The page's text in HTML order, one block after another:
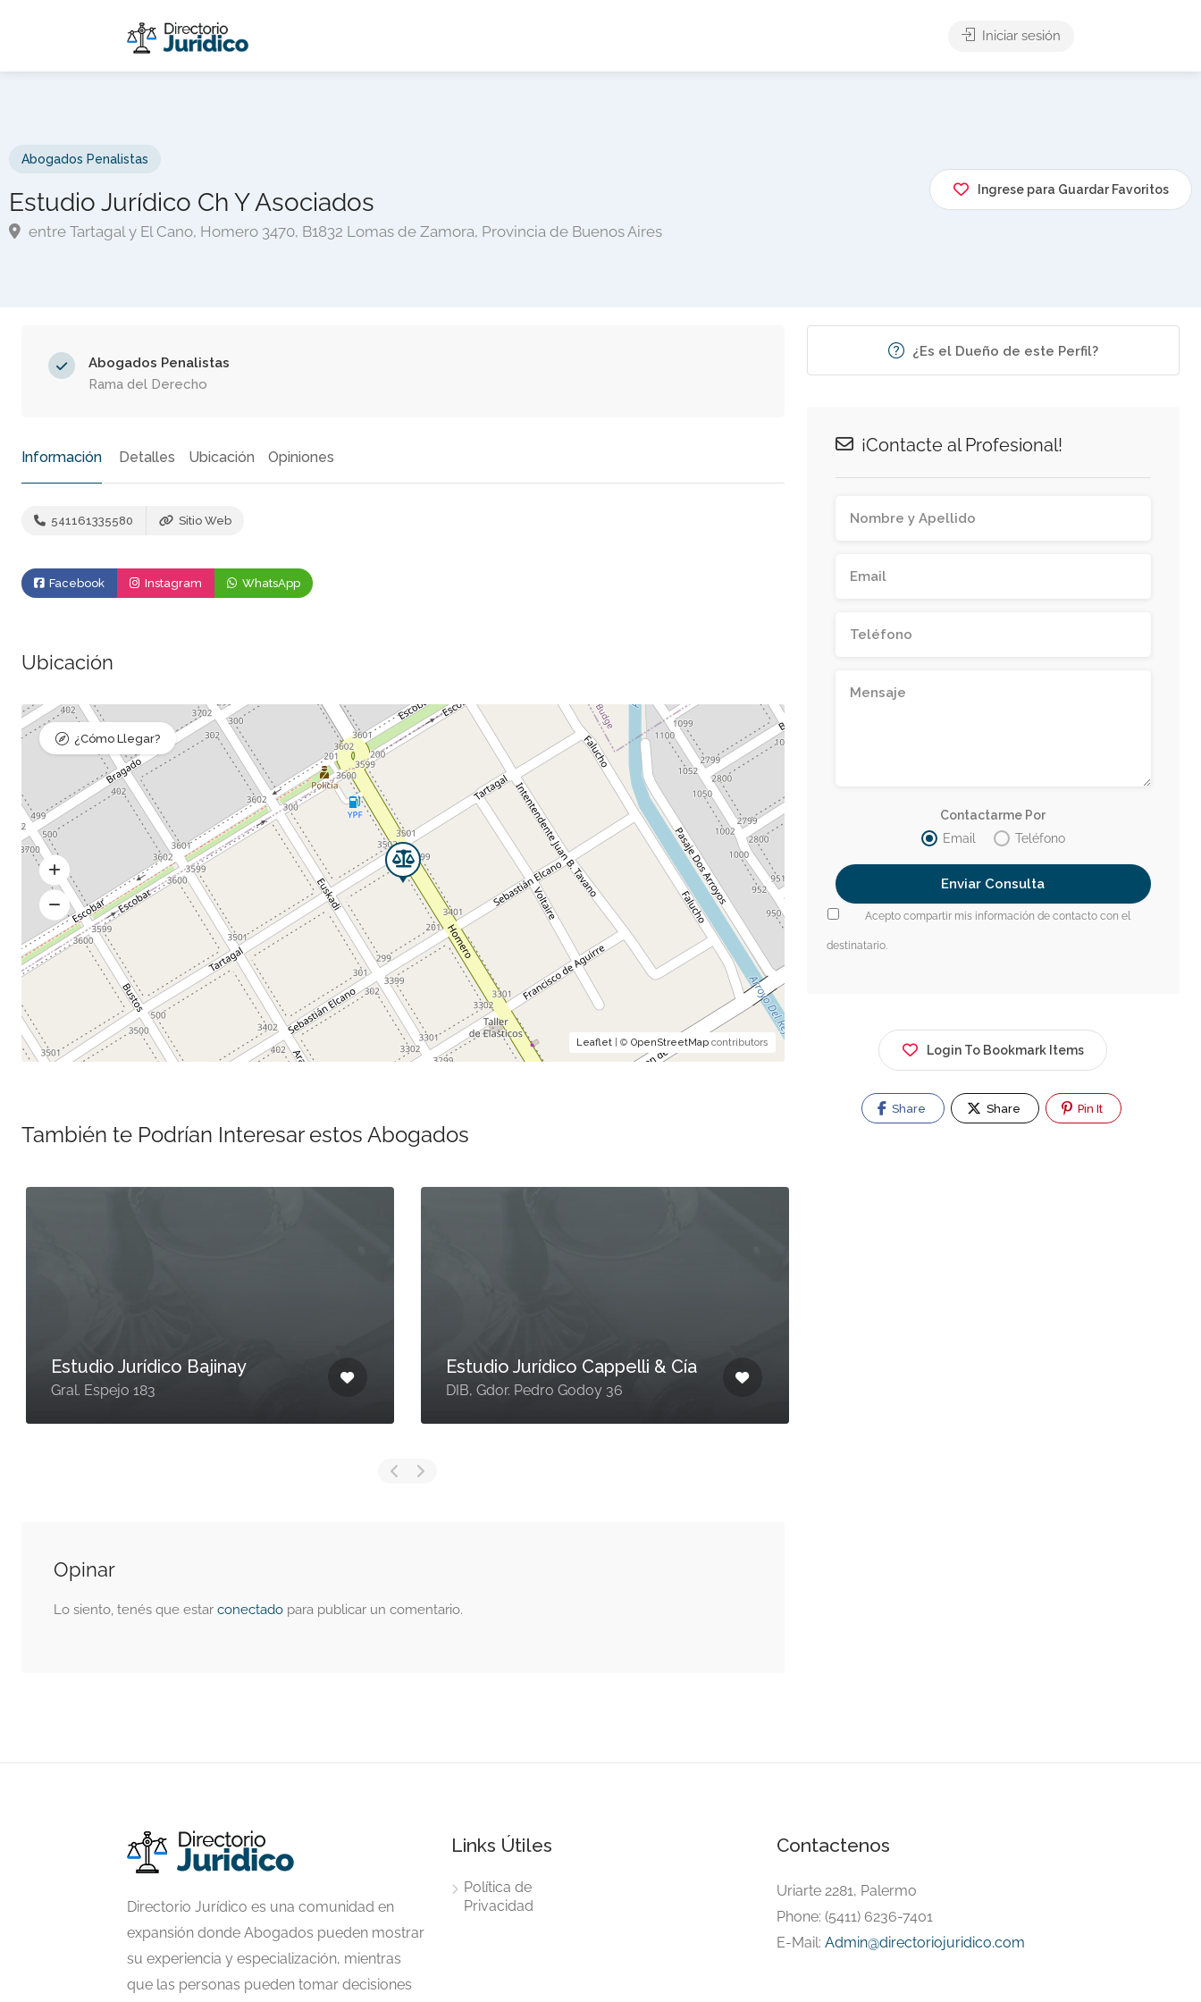
Iniciar sesión
Abogados Penalistas
Estudio Jurídico Ch Y Asociados
entre Tartagal y El Cano, Homero 3470, B1832 Lomas de Zamora, Provincia de Buenos Aires
Ingrese para Guardar Favoritos
Abogados Penalistas
Rama del Derecho
Información Detalles Ubicación Opiniones
541161335580 Sitio Web
Facebook Instagram WhatsApp
Ubicación
Leaflet | ©OpenStreetMap contributors
¿Cómo Llegar?
También te Podrían Interesar estos Abogados
Estudio Jurídico Bajinay
Gral. Espejo 183
Estudio Jurídico Cappelli & Cía
DIB, Gdor. Pedro Godoy 36
Opinar
Lo siento, tenés que estarconectado para publicar un comentario.
¿Es el Dueño de este Perfil?
¡Contacte al Profesional!
Contactarme Por
Email
Teléfono
Acepto compartir mis información de contacto con el
destinatario.
Login To Bookmark Items
Share Share Pin It
Directorio Jurídico es una comunidad en
expansión donde Abogados pueden mostrar
su experiencia y especialización, mientras
que las personas pueden tomar decisiones
Links Útiles
Política de
Privacidad
Contactenos
Uriarte 2281, Palermo
Phone: (5411) 6236-7401
E-Mail: Admin@directoriojuridico.com